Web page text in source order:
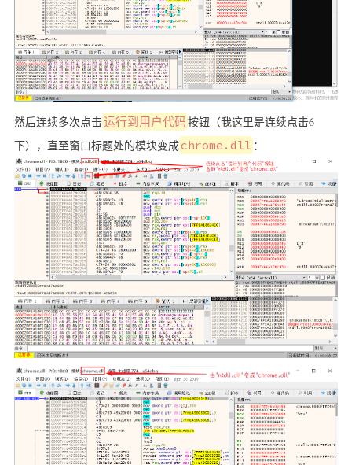
然后连续多次点击运行到用户代码按钮（我这里是连续点击6
下），直至窗口标题处的模块变成chrome.dll ：